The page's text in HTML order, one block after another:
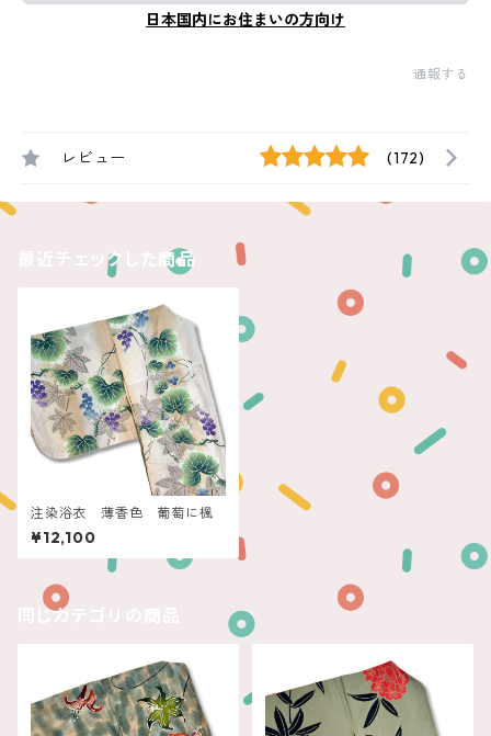
日本国内にお住まいの方向け
通報する
レビュー (172)
最近チェックした商品
注染浴衣 薄香色 葡萄に楓
¥12,100
同じカテゴリの商品